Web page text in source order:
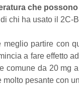
che
chi ha usato il 2C-
meglio partire con
a fare effetto
comune da 20 mg
molto pesante con